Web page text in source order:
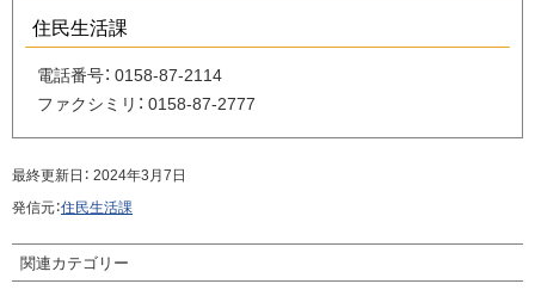
の
戻
る
住民生活課
電話番号： 0158-87-2114
ファクシミリ： 0158-87-2777
最終更新日： 2024年3月7日
発信元：住民生活課
関連カテゴリー